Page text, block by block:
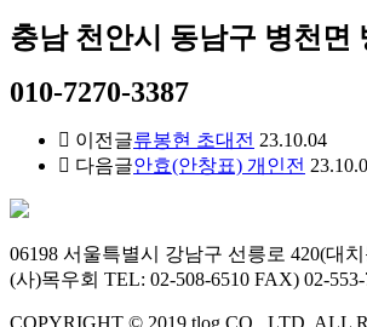
충남 천안시 동남구 병천면
010-7270-3387
이전글류봉현 초대전 23.10.04
다음글안효(안창표) 개인전
06198 서울특별시 강남구 선릉로 420(대
(사)목우회 TEL: 02-508-6510 FAX) 02-553-